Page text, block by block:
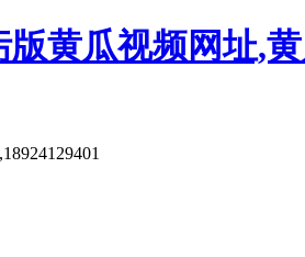
黄瓜视频网址,